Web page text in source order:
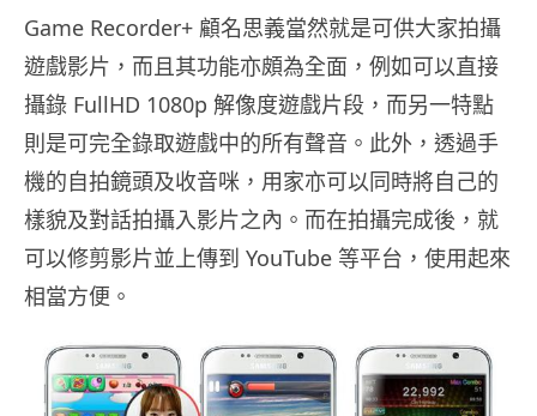
Game Recorder+ 顧名思義當然就是可供大家拍攝
遊戲影片，而且其功能亦頗為全面，例如可以直接
攝錄 FullHD 1080p 解像度遊戲片段，而另一特點
則是可完全錄取遊戲中的所有聲音。此外，透過手
機的自拍鏡頭及收音咪，用家亦可以同時將自己的
樣貌及對話拍攝入影片之內。而在拍攝完成後，就
可以修剪影片並上傳到 YouTube 等平台，使用起來
相當方便。